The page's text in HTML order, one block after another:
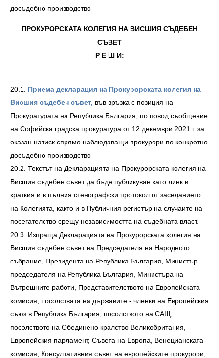
досъдебно производство
ПРОКУРОРСКАТА КОЛЕГИЯ НА ВИСШИЯ СЪДЕБЕН
СЪВЕТ
Р Е Ш И:
20.1. Приема декларация на Прокурорската колегия на
Висшия съдебен съвет, във връзка с позиция на
Прокуратурата на Република България, по повод съобщение
на Софийска градска прокуратура от 12 декември 2021 г. за
оказан натиск спрямо наблюдаващи прокурори по конкретно
досъдебно производство
20.2. Текстът на Декларацията на Прокурорската колегия на
Висшия съдебен съвет да бъде публикуван като линк в
краткия и в пълния стенографски протокол от заседанието
на Колегията, както и в Публичния регистър на случаите на
посегателство срещу независимостта на съдебната власт.
20.3. Изпраща Декларацията на Прокурорската колегия на
Висшия съдебен съвет на Председателя на Народното
събрание, Президента на Република България, Министър –
председателя на Република България, Министъра на
Вътрешните работи, Представителството на Европейската
комисия, посолствата на държавите - членки на Европейския
съюз в Република България, посолството на САЩ,
посолството на Обединено кралство Великобритания,
Европейския парламент, Съвета на Европа, Венецианската
комисия, Консултативния съвет на европейските прокурори,